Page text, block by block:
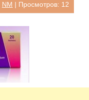
NM | Просмотров: 12